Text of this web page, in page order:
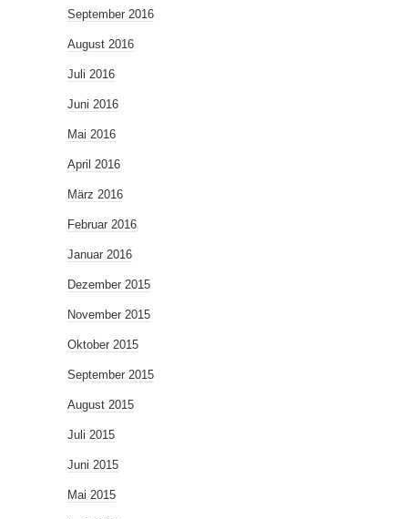
September 2016
August 2016
Juli 2016
Juni 2016
Mai 2016
April 2016
März 2016
Februar 2016
Januar 2016
Dezember 2015
November 2015
Oktober 2015
September 2015
August 2015
Juli 2015
Juni 2015
Mai 2015